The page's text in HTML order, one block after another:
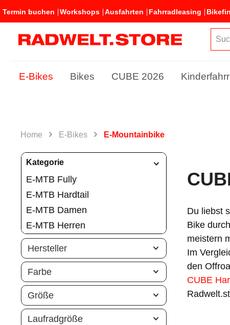
Termin buchen Workshops Ausfahrten Fahrradleasing
E-Bikes Bikes CUBE 2026
Home E-Bikes E-Mountainbike
Kategorie
E-MTB Fully
E-MTB Hardtail
E-MTB Damen
E-MTB Herren
Hersteller
Farbe
Größe
Laufradgröße
Du liebst
Bike
meistern
Im
den
CUBE